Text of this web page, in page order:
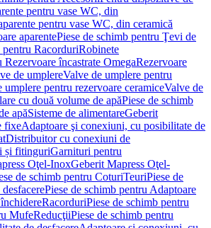
pentru vase WC, din
pentru vase WC, din ceramică
aparentePiese de schimb pentru Ţevi de
pentru RacorduriRobinete
Rezervoare încastrate OmegaRezervoare
de umplereValve de umplere pentru
pentru rezervoare ceramiceValve de
cu două volume de apăPiese de schimb
apăSisteme de alimentareGeberit
fixeAdaptoare şi conexiuni, cu posibilitate de
Distribuitor cu conexiuni de
și fitinguriGarnituri pentru
Oţel-InoxGeberit Mapress Oţel-
de schimb pentru CoturiTeuriPiese de
Piese de schimb pentru Adaptoare
RacorduriPiese de schimb pentru
MufeReducţiiPiese de schimb pentru